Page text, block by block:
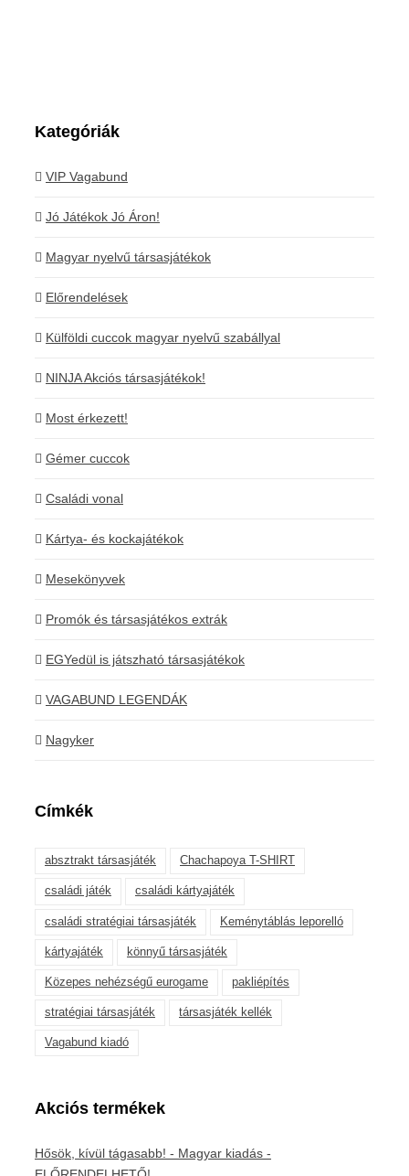
Kategóriák
VIP Vagabund
Jó Játékok Jó Áron!
Magyar nyelvű társasjátékok
Előrendelések
Külföldi cuccok magyar nyelvű szabállyal
NINJA Akciós társasjátékok!
Most érkezett!
Gémer cuccok
Családi vonal
Kártya- és kockajátékok
Mesekönyvek
Promók és társasjátékos extrák
EGYedül is játszható társasjátékok
VAGABUND LEGENDÁK
Nagyker
Címkék
absztrakt társasjáték Chachapoya T-SHIRT
családi játék családi kártyajáték
családi stratégiai társasjáték Keménytáblás leporelló
kártyajáték könnyű társasjáték
Közepes nehézségű eurogame pakliépítés
stratégiai társasjáték társasjáték kellék
Vagabund kiadó
Akciós termékek
Hősök, kívül tágasabb! - Magyar kiadás -